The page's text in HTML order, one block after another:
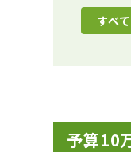
すべ
予算10